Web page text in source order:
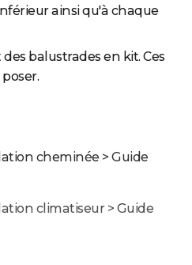
ainsi qu'à chaque
balustrades en kit. Ces
cheminée > Guide
climatiseur> Guide